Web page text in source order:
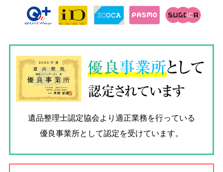
優良事業所として
認定されています
遺品整理士認定協会より適正業務を行っている
優良事業所として認定を受けています。